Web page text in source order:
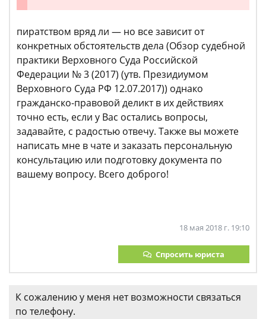
пиратством вряд ли — но все зависит от
конкретных обстоятельств дела (Обзор судебной
практики Верховного Суда Российской
Федерации № 3 (2017) (утв. Президиумом
Верховного Суда РФ 12.07.2017)) однако
гражданско-правовой деликт в их действиях
точно есть, если у Вас остались вопросы,
задавайте, с радостью отвечу. Также вы можете
написать мне в чате и заказать персональную
консультацию или подготовку документа по
вашему вопросу. Всего доброго!
18 мая 2018 г. 19:10
Спросить юриста
К сожалению у меня нет возможности связаться
по телефону.